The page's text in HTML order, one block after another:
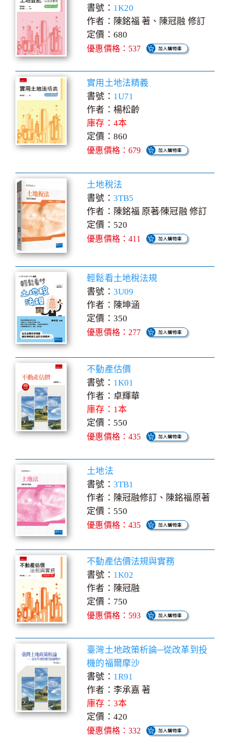
書號： 1K20
作者：陳銘福 著、陳冠融 修訂
定價：680
優惠價格：537
實用土地法精義
書號： 1U71
作者：楊松齡
庫存：4本
定價：860
優惠價格：679
土地稅法
書號： 3TB5
作者：陳銘福 原著∕陳冠融 修訂
定價：520
優惠價格：411
輕鬆看土地稅法規
書號： 3U09
作者：陳坤涵
定價：350
優惠價格：277
不動產估價
書號： 1K01
作者：卓輝華
庫存：1本
定價：550
優惠價格：435
土地法
書號： 3TB1
作者：陳冠融修訂、陳銘福原著
定價：550
優惠價格：435
不動產估價法規與實務
書號： 1K02
作者：陳冠融
定價：750
優惠價格：593
臺灣土地政策析論─從改革到投
機的福爾摩沙
書號： 1R91
作者：李承嘉 著
庫存：3本
定價：420
優惠價格：332